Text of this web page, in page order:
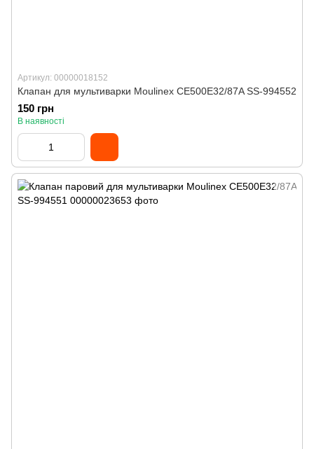
Артикул: 00000018152
Клапан для мультиварки Moulinex CE500E32/87A SS-994552
150 грн
В наявності